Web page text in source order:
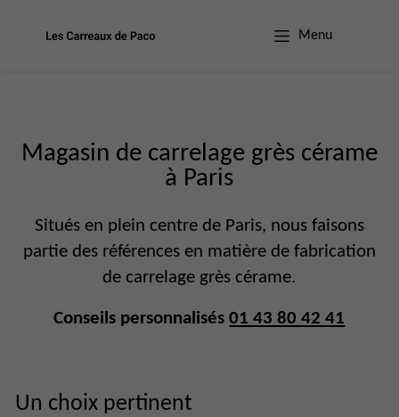
Menu
Magasin de carrelage grès cérame
à Paris
Situés en plein centre de Paris, nous faisons
partie des références en matière de fabrication
de carrelage grès cérame.
Conseils personnalisés01 43 80 42 41
Un choix pertinent